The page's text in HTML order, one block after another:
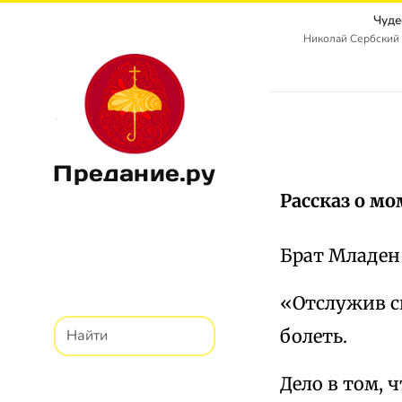
Предание.ру
Николай
Рассказ о
Брат
«Отслужив
болеть.
Дело в том,